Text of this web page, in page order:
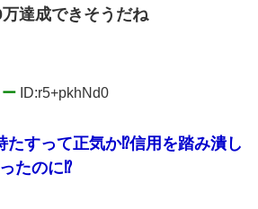
達成できそうだね
ID:r5+pkhNd0
たすって正気か⁉信用を踏み潰し
たのに⁉